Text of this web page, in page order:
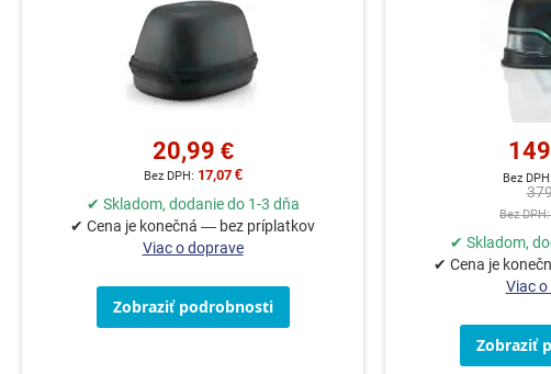
20,99 €
17,07 €
✔ Skladom, dodanie do 1-3 dňa
✔ Cena je konečná — bez príplatkov
Viac o doprave
Zobraziť podrobnosti
✔ Skladom,
✔ Cena je
Viac
Zobraziť